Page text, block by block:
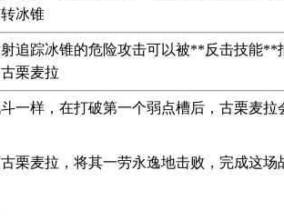
追踪冰锥的危险攻击可以被**反击技能**
一样，在打破第一个弱点槽后，古栗麦拉
栗麦拉，将其一劳永逸地击败，完成这场